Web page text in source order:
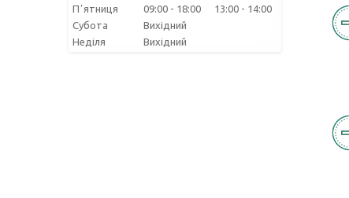
Пʼятниця
09:00 18:00 13:00
14:00
Субота
Вихідний
Неділя
Вихідний